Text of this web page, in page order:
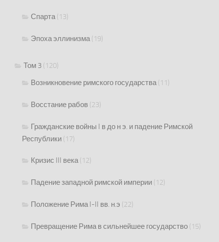
Спарта(13)
Эпоха эллинизма(19)
Том 3 (120)
Возникновение римского государства(11)
Восстание рабов (23)
Гражданские войны I в до н э. и падение Римской
Республики (17)
Кризис III века(12)
Падение западной римской империи (12)
Положение Рима I-II вв. н.э (22)
Превращение Рима в сильнейшее государство (15)